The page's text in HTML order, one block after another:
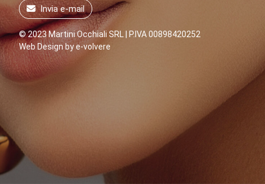
Invia e-mail
© 2023 Martini Occhiali SRL | P.IVA 00898420252
Web Design bye-volvere